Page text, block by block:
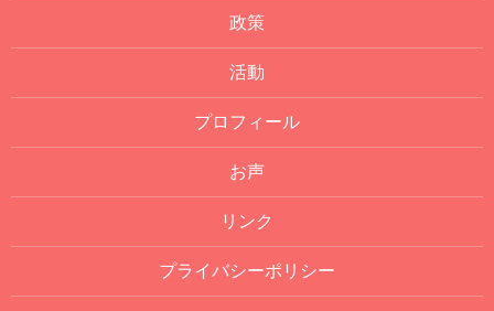
政策
活動
プロフィール
お声
リンク
プライバシーポリシー